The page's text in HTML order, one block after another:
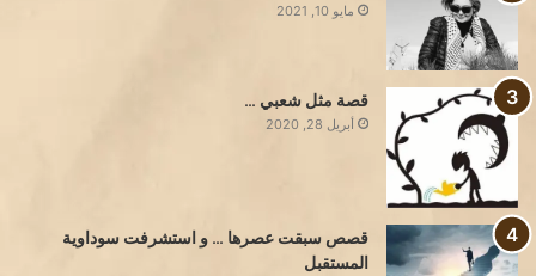
مايو 10, 2021
قصة مثل شعبي …
أبريل 28, 2020
قصص سبقت عصرها … و استشرفت سوداوية
المستقبل